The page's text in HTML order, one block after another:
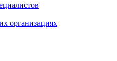
организациях